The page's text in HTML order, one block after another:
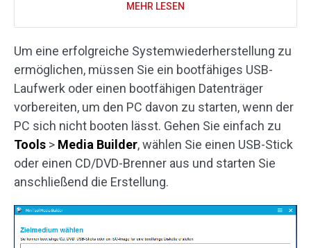
MEHR LESEN
Um eine erfolgreiche Systemwiederherstellung zu
ermöglichen, müssen Sie ein bootfähiges USB-
Laufwerk oder einen bootfähigen Datenträger
vorbereiten, um den PC davon zu starten, wenn der
PC sich nicht booten lässt. Gehen Sie einfach zu
Tools > Media Builder, wählen Sie einen USB-Stick
oder einen CD/DVD-Brenner aus und starten Sie
anschließend die Erstellung.